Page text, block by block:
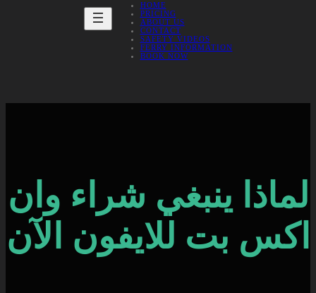
HOME
PRICING
ABOUT US
CONTACT
SAFETY VIDEOS
FERRY INFORMATION
BOOK NOW
لماذا ينبغي شراء وان
اكس بت للايفون الآن